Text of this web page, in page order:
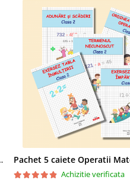
- peste 316 pagini
Achizitie verificata